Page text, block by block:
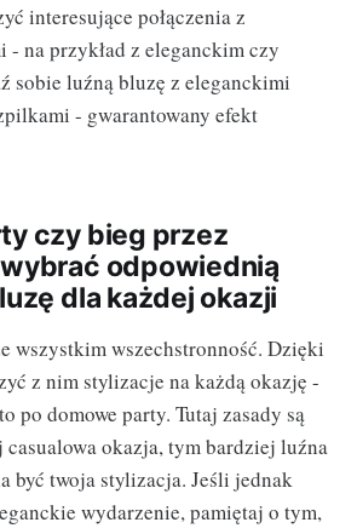
interesujące połączenia z
- na przykład z eleganckim czy
sobie luźną bluzę z eleganckimi
- gwarantowany efekt
czy bieg przez
odpowiednią
dla każdej okazji
wszystkim wszechstronność. Dzięki
z nim stylizacje na każdą okazję -
po domowe party. Tutaj zasady są
okazja, tym bardziej luźna
być twoja stylizacja. Jeśli jednak
wydarzenie, pamiętaj o tym,